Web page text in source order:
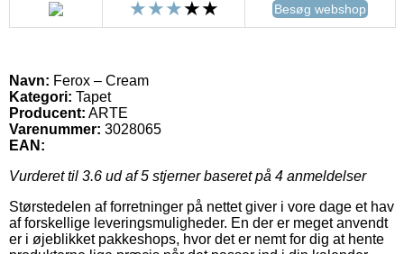
Besøg webshop
Navn: Ferox – Cream
Kategori: Tapet
Producent: ARTE
Varenummer: 3028065
EAN:
Vurderet til 3.6 ud af 5 stjerner baseret på 4 anmeldelser
Størstedelen af forretninger på nettet giver i vore dage et hav
af forskellige leveringsmuligheder. En der er meget anvendt
er i øjeblikket pakkeshops, hvor det er nemt for dig at hente